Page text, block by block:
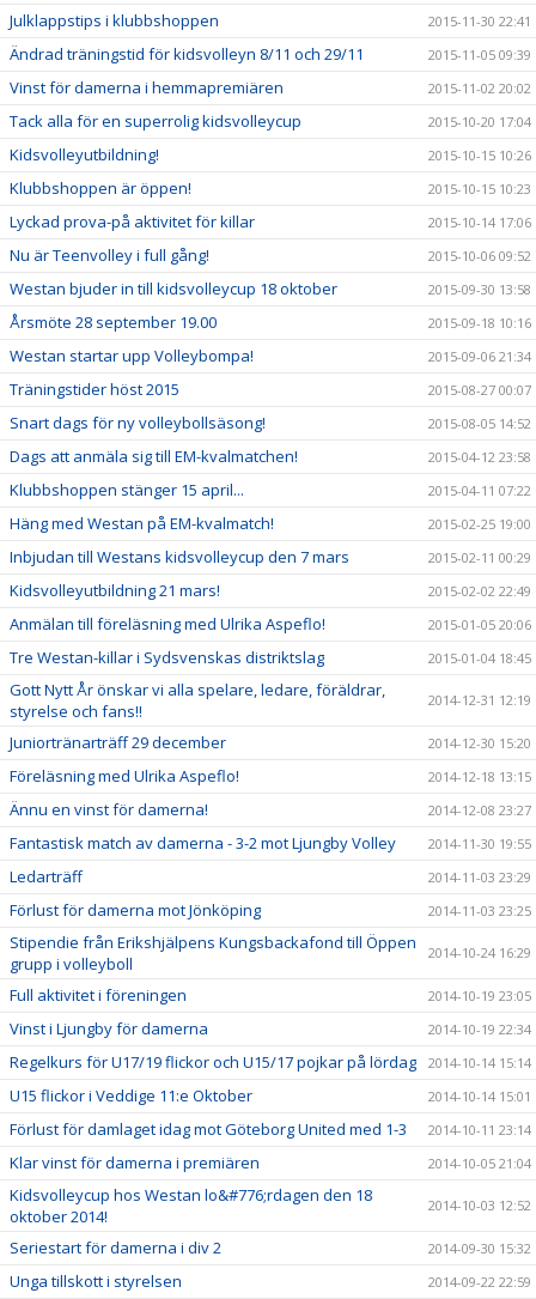
Julklappstips i klubbshoppen 2015-11-30 22:41
Ändrad träningstid för kidsvolleyn 8/11 och 29/11 2015-11-05 09:39
Vinst för damerna i hemmapremiären 2015-11-02 20:02
Tack alla för en superrolig kidsvolleycup 2015-10-20 17:04
Kidsvolleyutbildning! 2015-10-15 10:26
Klubbshoppen är öppen! 2015-10-15 10:23
Lyckad prova-på aktivitet för killar 2015-10-14 17:06
Nu är Teenvolley i full gång! 2015-10-06 09:52
Westan bjuder in till kidsvolleycup 18 oktober 2015-09-30 13:58
Årsmöte 28 september 19.00 2015-09-18 10:16
Westan startar upp Volleybompa! 2015-09-06 21:34
Träningstider höst 2015 2015-08-27 00:07
Snart dags för ny volleybollsäsong! 2015-08-05 14:52
Dags att anmäla sig till EM-kvalmatchen! 2015-04-12 23:58
Klubbshoppen stänger 15 april... 2015-04-11 07:22
Häng med Westan på EM-kvalmatch! 2015-02-25 19:00
Inbjudan till Westans kidsvolleycup den 7 mars 2015-02-11 00:29
Kidsvolleyutbildning 21 mars! 2015-02-02 22:49
Anmälan till föreläsning med Ulrika Aspeflo! 2015-01-05 20:06
Tre Westan-killar i Sydsvenskas distriktslag 2015-01-04 18:45
Gott Nytt År önskar vi alla spelare, ledare, föräldrar,
styrelse och fans!!
2014-12-31 12:19
Juniortränarträff 29 december 2014-12-30 15:20
Föreläsning med Ulrika Aspeflo! 2014-12-18 13:15
Ännu en vinst för damerna! 2014-12-08 23:27
Fantastisk match av damerna - 3-2 mot Ljungby Volley 2014-11-30 19:55
Ledarträff 2014-11-03 23:29
Förlust för damerna mot Jönköping 2014-11-03 23:25
Stipendie från Erikshjälpens Kungsbackafond till Öppen
grupp i volleyboll
2014-10-24 16:29
Full aktivitet i föreningen 2014-10-19 23:05
Vinst i Ljungby för damerna 2014-10-19 22:34
Regelkurs för U17/19 flickor och U15/17 pojkar på lördag 2014-10-14 15:14
U15 flickor i Veddige 11:e Oktober 2014-10-14 15:01
Förlust för damlaget idag mot Göteborg United med 1-3 2014-10-11 23:14
Klar vinst för damerna i premiären 2014-10-05 21:04
Kidsvolleycup hos Westan lo&#776;rdagen den 18
oktober 2014!
2014-10-03 12:52
Seriestart för damerna i div 2 2014-09-30 15:32
Unga tillskott i styrelsen 2014-09-22 22:59